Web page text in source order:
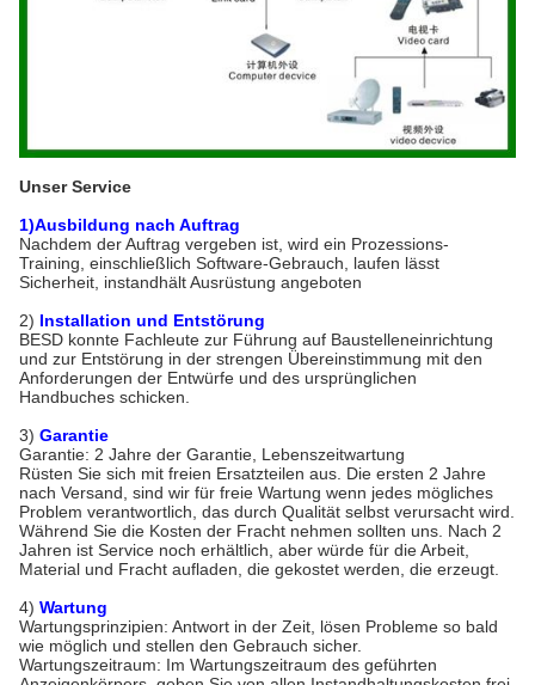
Unser Service
1)Ausbildung nach Auftrag
Nachdem der Auftrag vergeben ist, wird ein Prozessions-
Training, einschließlich Software-Gebrauch, laufen lässt
Sicherheit, instandhält Ausrüstung angeboten
2) Installation und Entstörung
BESD konnte Fachleute zur Führung auf Baustelleneinrichtung
und zur Entstörung in der strengen Übereinstimmung mit den
Anforderungen der Entwürfe und des ursprünglichen
Handbuches schicken.
3) Garantie
Garantie: 2 Jahre der Garantie, Lebenszeitwartung
Rüsten Sie sich mit freien Ersatzteilen aus. Die ersten 2 Jahre
nach Versand, sind wir für freie Wartung wenn jedes mögliches
Problem verantwortlich, das durch Qualität selbst verursacht wird.
Während Sie die Kosten der Fracht nehmen sollten uns. Nach 2
Jahren ist Service noch erhältlich, aber würde für die Arbeit,
Material und Fracht aufladen, die gekostet werden, die erzeugt.
4) Wartung
Wartungsprinzipien: Antwort in der Zeit, lösen Probleme so bald
wie möglich und stellen den Gebrauch sicher.
Wartungszeitraum: Im Wartungszeitraum des geführten